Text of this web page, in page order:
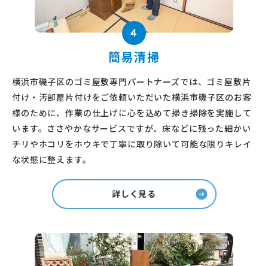
4
簡易清掃
横浜市磯子区のゴミ屋敷専門パートナーズでは、ゴミ屋敷片
付け・汚部屋片付けをご依頼いただいた横浜市磯子区のお客
様のために、作業の仕上げに心を込めて掃き掃除を実施して
います。ささやかなサービスですが、床などに残った細かい
チリやホコリをホウキで丁寧に取り除いて可能な限りキレイ
な状態に整えます。
詳しく見る